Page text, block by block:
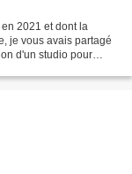
2021 et dont la
je vous avais partagé
d'un studio pour